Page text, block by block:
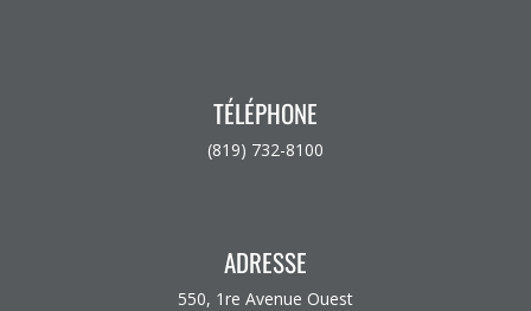
TÉLÉPHONE
(819) 732-8100
ADRESSE
550, 1re Avenue Ouest